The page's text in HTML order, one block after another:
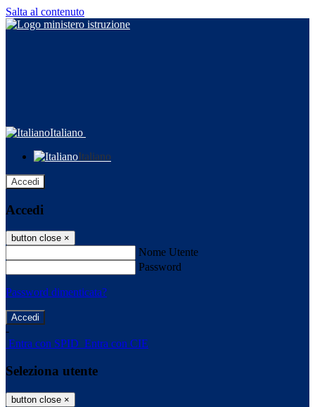
Salta al contenuto
Italiano
Italiano
Accedi
Accedi
button close ×
Nome Utente
Password
Password dimenticata?
-
Entra con SPID Entra con CIE
Seleziona utente
button close ×